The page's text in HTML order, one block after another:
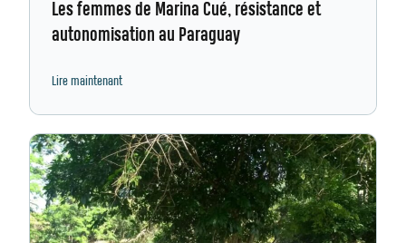
Les femmes de Marina Cué, résistance et
autonomisation au Paraguay
Lire maintenant